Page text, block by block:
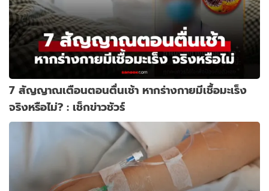
7 สัญญาณเตือนตอนตื่นเช้า หากร่างกายมีเชื้อมะเร็ง
จริงหรือไม่? : เช็กข่าวชัวร์